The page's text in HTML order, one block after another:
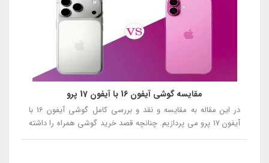
مقایسه گوشی آیفون 16 با آیفون 17 پرو
در این مقاله به مقایسه و نقد و بررسی کامل گوشی آیفون 16 با
آیفون 17 پرو می پردازیم. چنانچه قصد خرید گوشی همراه را داشته
باشید توصیه می کنیم در ادامه این مقاله همراه ما باشید.